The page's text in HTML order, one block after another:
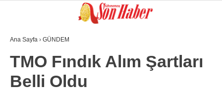
GÜNDEM
Ana Sayfa › GÜNDEM
TMO Fındık Alım Şartları
Belli Oldu